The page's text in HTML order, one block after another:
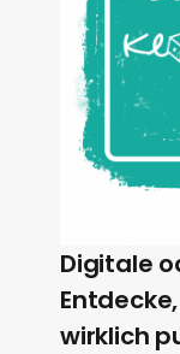
Digitale
wirklich